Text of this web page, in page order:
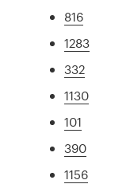
816
1283
332
1130
101
390
1156